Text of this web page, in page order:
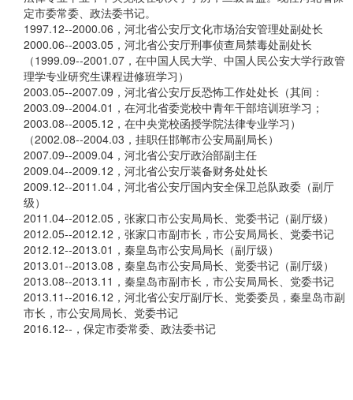
定市委常委、政法委书记。
1997.12--2000.06，河北省公安厅文化市场治安管理处副处长
2000.06--2003.05，河北省公安厅刑事侦查局禁毒处副处长
（1999.09--2001.07，在中国人民大学、中国人民公安大学行政管
理学专业研究生课程进修班学习）
2003.05--2007.09，河北省公安厅反恐怖工作处处长（其间：
2003.09--2004.01，在河北省委党校中青年干部培训班学习；
2003.08--2005.12，在中央党校函授学院法律专业学习）
（2002.08--2004.03，挂职任邯郸市公安局副局长）
2007.09--2009.04，河北省公安厅政治部副主任
2009.04--2009.12，河北省公安厅装备财务处处长
2009.12--2011.04，河北省公安厅国内安全保卫总队政委（副厅
级）
2011.04--2012.05，张家口市公安局局长、党委书记（副厅级）
2012.05--2012.12，张家口市副市长，市公安局局长、党委书记
2012.12--2013.01，秦皇岛市公安局局长（副厅级）
2013.01--2013.08，秦皇岛市公安局局长、党委书记（副厅级）
2013.08--2013.11，秦皇岛市副市长，市公安局局长、党委书记
2013.11--2016.12，河北省公安厅副厅长、党委委员，秦皇岛市副
市长，市公安局局长、党委书记
2016.12--，保定市委常委、政法委书记